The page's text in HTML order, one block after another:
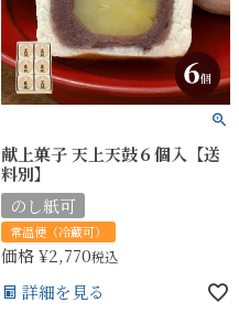
献上菓子 天上天鼓６個入【送
料別】
のし紙可
常温便（冷蔵可）
価格¥2,770税込
詳細を見る